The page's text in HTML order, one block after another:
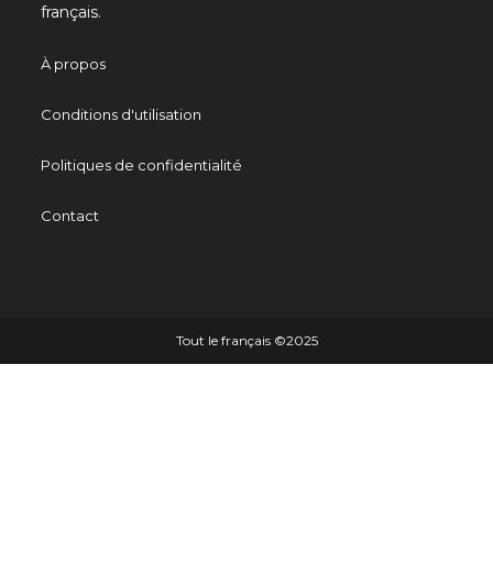
français.
À propos
Conditions d'utilisation
Politiques de confidentialité
Contact
Tout le français ©️2025